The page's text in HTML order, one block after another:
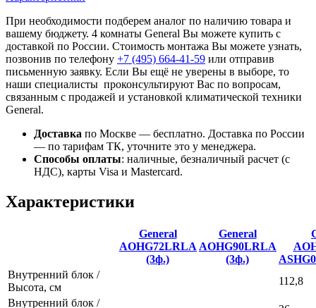
При необходимости подберем аналог по наличию товара и
вашему бюджету. 4 комнаты General Вы можете купить с
доставкой по России. Стоимость монтажа Вы можете узнать,
позвонив по телефону +7 (495) 664-41-59 или отправив
письменную заявку. Если Вы ещё не уверены в выборе, то
наши специалисты проконсультируют Вас по вопросам,
связанным с продажей и установкой климатической техники
General.
Доставка по Москве — бесплатно. Доставка по России
— по тарифам ТК, уточните это у менеджера.
Способы оплаты: наличные, безналичный расчет (с
НДС), карты Visa и Mastercard.
Характеристики
General
AOHG72LRLA
(3ф.)
General
AOHG90LRLA
(3ф.)
Внутренний блок /
Высота, см
112,8
Внутренний блок /